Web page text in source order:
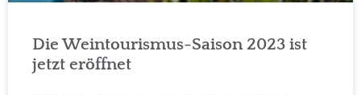
Die Weintourismus-Saison 2023 ist
jetzt eröffnet